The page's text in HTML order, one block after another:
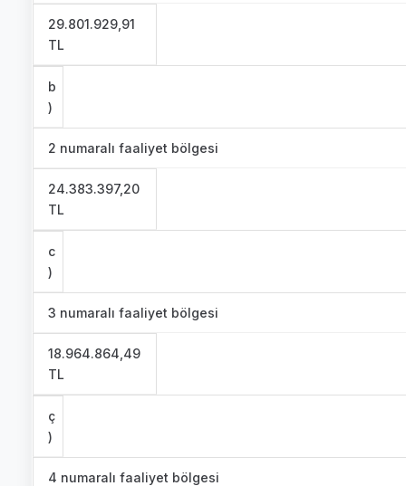
29.801.929,91
TL
b
)
2 numaralı faaliyet bölgesi
24.383.397,20
TL
c
)
3 numaralı faaliyet bölgesi
18.964.864,49
TL
ç
)
4 numaralı faaliyet bölgesi